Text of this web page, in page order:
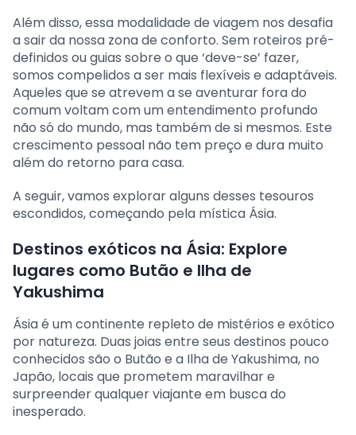
Além disso, essa modalidade de viagem nos desafia
a sair da nossa zona de conforto. Sem roteiros pré-
definidos ou guias sobre o que ‘deve-se’ fazer,
somos compelidos a ser mais flexíveis e adaptáveis.
Aqueles que se atrevem a se aventurar fora do
comum voltam com um entendimento profundo
não só do mundo, mas também de si mesmos. Este
crescimento pessoal não tem preço e dura muito
além do retorno para casa.
A seguir, vamos explorar alguns desses tesouros
escondidos, começando pela mística Ásia.
Destinos exóticos na Ásia: Explore
lugares como Butão e Ilha de
Yakushima
Ásia é um continente repleto de mistérios e exótico
por natureza. Duas joias entre seus destinos pouco
conhecidos são o Butão e a Ilha de Yakushima, no
Japão, locais que prometem maravilhar e
surpreender qualquer viajante em busca do
inesperado.